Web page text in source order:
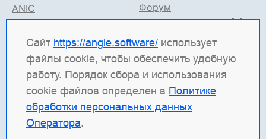
Сайт https://angie.software/ использует
файлы cookie, чтобы обеспечить удобную
работу. Порядок сбора и использования
cookie файлов определен в Политике
обработки персональных данных
Оператора.
ANIC
Angie ADC
Документация
Форум
Поддержка в TG
Angie Software(ООО "Веб-Сервер") — российская
ИТ-компания, которая развивает решения для
высоконагруженных систем. Среди наших
продуктов: система балансировки
(контроллер доставки приложений), веб-сервер